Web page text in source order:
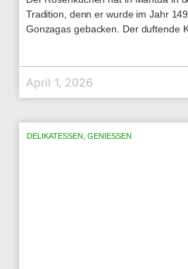
Tradition, denn er wurde im Jahr
Gonzagas gebacken. Der duftende
April 1, 2026
DELIKATESSEN GENIESSEN